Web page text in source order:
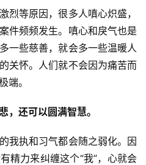
烈等原因，很多人嗔心炽盛，
件频频发生。嗔心和戾气也是
一些慈善，就会多一些温暖人
关怀。人们就不会因为痛苦而
端。
，还可以圆满智慧。
我执和习气都会随之弱化。因
精力来纠缠这个“我”，心就会